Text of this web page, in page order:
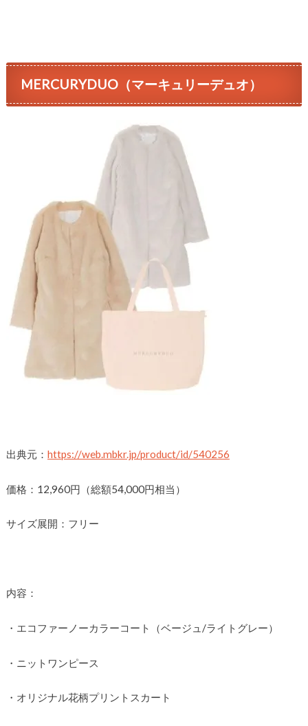
MERCURYDUO（マーキュリーデュオ）
出典元： https://web.mbkr.jp/product/id/540256
価格：12,960円（総額54,000円相当）
サイズ展開：フリー
内容：
・エコファーノーカラーコート（ベージュ/ライトグレー）
・ニットワンピース
・オリジナル花柄プリントスカート